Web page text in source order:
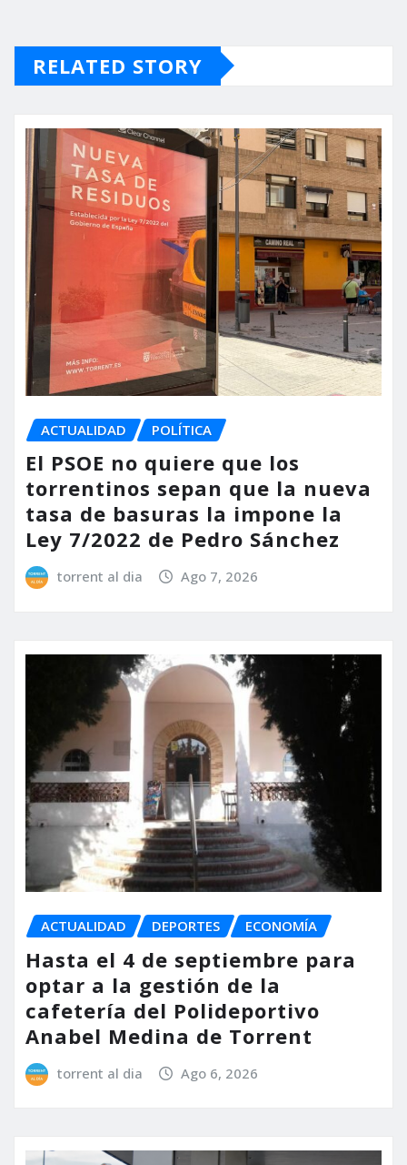
RELATED STORY
ACTUALIDAD POLÍTICA
El PSOE no quiere que los
torrentinos sepan que la nueva
tasa de basuras la impone la
Ley 7/2022 de Pedro Sánchez
torrent al dia Ago 7, 2026
ACTUALIDAD DEPORTES ECONOMÍA
Hasta el 4 de septiembre para
optar a la gestión de la
cafetería del Polideportivo
Anabel Medina de Torrent
torrent al dia Ago 6, 2026